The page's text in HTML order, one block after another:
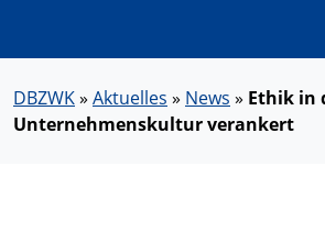
DBZWK» Aktuelles » News » Ethik in
Unternehmenskultur verankert